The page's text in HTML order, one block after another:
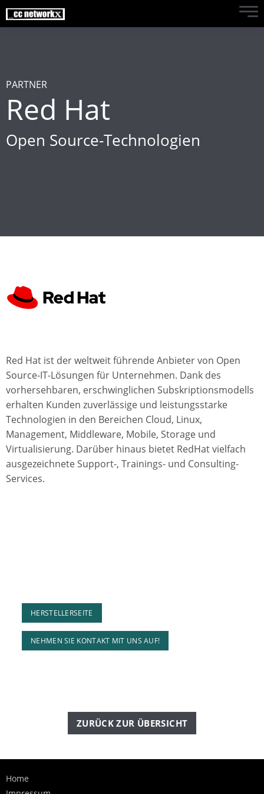
PARTNER
Red Hat
Open Source-Technologien
Red Hat ist der weltweit führende Anbieter von Open
Source-IT-Lösungen für Unternehmen. Dank des
vorhersehbaren, erschwinglichen Subskriptionsmodells
erhalten Kunden zuverlässige und leistungsstarke
Technologien in den Bereichen Cloud, Linux,
Management, Middleware, Mobile, Storage und
Virtualisierung. Darüber hinaus bietet RedHat vielfach
ausgezeichnete Support-, Trainings- und Consulting-
Services.
HERSTELLERSEITE
NEHMEN SIE KONTAKT MIT UNS AUF!
ZURÜCK ZUR ÜBERSICHT
Home